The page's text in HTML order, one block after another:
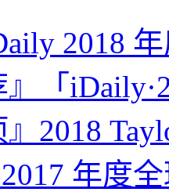
2018
』「
』2018
2017 年度